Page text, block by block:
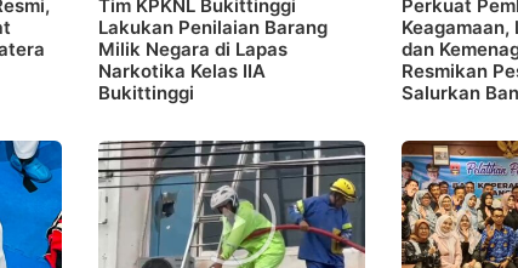
Tim KPKNL Bukittinggi
Lakukan Penilaian Barang
Milik Negara di Lapas
Narkotika Kelas IIA
Bukittinggi
Perkuat
dan
Resmikan
Salurkan